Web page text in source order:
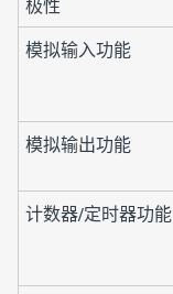
极性
模拟输入功能
模拟输出功能
计数器/定时器功能